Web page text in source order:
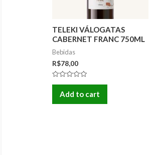
TELEKI VÁLOGATAS
CABERNET FRANC 750ML
14,5% (2022)
Bebidas
R$78,00
Rated
outAdd to cart